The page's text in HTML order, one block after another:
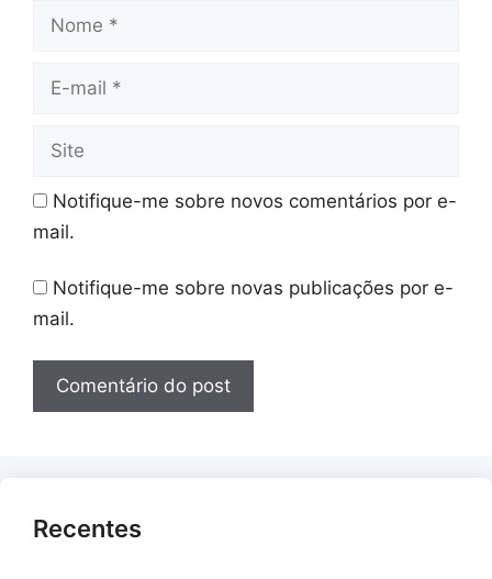
Nome
Site
Notifique-me sobre novos comentários por e-
mail.
Notifique-me sobre novas publicações por e-
mail.
Recentes